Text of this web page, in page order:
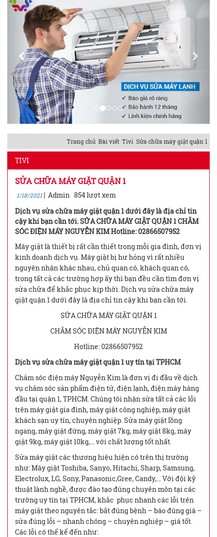
Trang chủ Bài viết Tivi Sửa chữa máy giặt quận 1
TIVI
SỬA CHỮA MÁY GIẶT QUẬN 1
1/18/2021 | Admin 854 lượt xem
Dịch vụ sửa chữa máy giặt quận 1 dưới đây là địa chỉ tin
cậy khi bạn cần tới. SỬA CHỮA MÁY GIẶT QUẬN 1 CHĂM
SÓC ĐIỆN MÁY NGUYỄN KIM Hotline: 02866507952
Máy giặt là thiết bị rất cần thiết trong mỗi gia đình, đơn vị
kinh doanh dịch vụ. Máy giặt bị hư hỏng vì rất nhiều
nguyên nhân khác nhau, chủ quan có, khách quan có,
trong tất cả các trường hợp ấy thì bạn đều cần tìm đơn vị
sửa chữa để khắc phục kịp thời. Dịch vụ sửa chữa máy
giặt quận 1 dưới đây là địa chỉ tin cậy khi bạn cần tới.
SỬA CHỮA MÁY GIẶT QUẬN 1
CHĂM SÓC ĐIỆN MÁY NGUYỄN KIM
Hotline: 02866507952
Dịch vụ sửa chữa máy giặt quận 1 uy tín tại TPHCM
Chăm sóc điện máy Nguyễn Kim là đơn vị đi đầu về dịch
vụ chăm sóc sản phẩm điện tử, điện lạnh, điện máy hàng
đầu tại quận 1, TPHCM. Chúng tôi nhận sửa tất cả các lỗi
trên máy giặt gia đình, máy giặt công nghiệp, máy giặt
khách sạn uy tín, chuyên nghiệp. Sửa máy giặt lồng
ngang, máy giặt đứng, máy giặt 7kg, máy giặt 8kg, máy
giặt 9kg, máy giặt 10kg,… với chất lượng tốt nhất.
Sửa máy giặt các thương hiệu hiện có trên thị trường
như: Máy giặt Toshiba, Sanyo, Hitachi, Sharp, Samsung,
Electrolux, LG, Sony, Panasonic,Gree, Candy,… Với đội kỹ
thuật lành nghề, được đào tạo đúng chuyên môn tại các
trường uy tín tại TPHCM, khắc phục nhanh các lỗi trên
máy giặt theo nguyên tắc: bắt đúng bệnh – báo đúng giá –
sửa đúng lỗi – nhanh chóng – chuyên nghiệp – giá tốt.
Các lỗi có thể kể đến như: